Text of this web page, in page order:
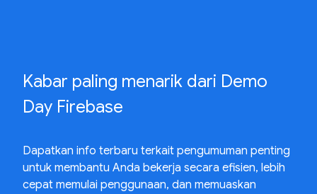
Kabar paling menarik dari Demo
Day Firebase
Dapatkan info terbaru terkait pengumuman penting
untuk membantu Anda bekerja secara efisien, lebih
cepat memulai penggunaan, dan memuaskan